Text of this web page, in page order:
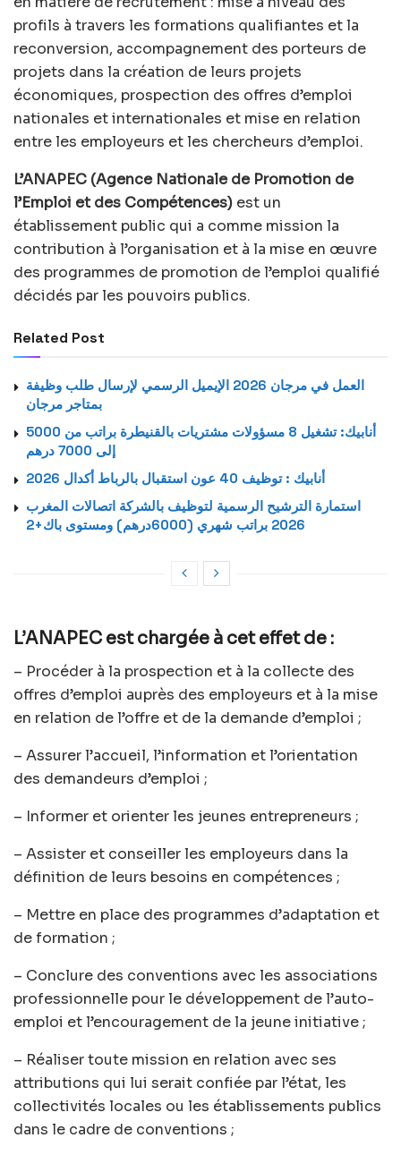
profils à travers les formations qualifiantes et la
reconversion, accompagnement des porteurs de
projets dans la création de leurs projets
économiques, prospection des offres d’emploi
nationales et internationales et mise en relation
entre les employeurs et les chercheurs d’emploi.
L’ANAPEC (Agence Nationale de Promotion de
l’Emploi et des Compétences) est un
établissement public qui a comme mission la
contribution à l’organisation et à la mise en œuvre
des programmes de promotion de l’emploi qualifié
décidés par les pouvoirs publics.
Related Post
العمل في مرجان 2026 الإيميل الرسمي لإرسال طلب وظيفة
بمتاجر مرجان
أنابيك: تشغيل 8 مسؤولات مشتريات بالقنيطرة براتب من 5000
إلى 7000 درهم
أنابيك : توظيف 40 عون استقبال بالرباط أكدال 2026
استمارة الترشيح الرسمية لتوظيف بالشركة اتصالات المغرب
2026 براتب شهري (6000درهم) ومستوى باك+2
L’ANAPEC est chargée à cet effet de :
– Procéder à la prospection et à la collecte des
offres d’emploi auprès des employeurs et à la mise
en relation de l’offre et de la demande d’emploi ;
– Assurer l’accueil, l’information et l’orientation
des demandeurs d’emploi ;
– Informer et orienter les jeunes entrepreneurs ;
– Assister et conseiller les employeurs dans la
définition de leurs besoins en compétences ;
– Mettre en place des programmes d’adaptation et
de formation ;
– Conclure des conventions avec les associations
professionnelle pour le développement de l’auto-
emploi et l’encouragement de la jeune initiative ;
– Réaliser toute mission en relation avec ses
attributions qui lui serait confiée par l’état, les
collectivités locales ou les établissements publics
dans le cadre de conventions ;